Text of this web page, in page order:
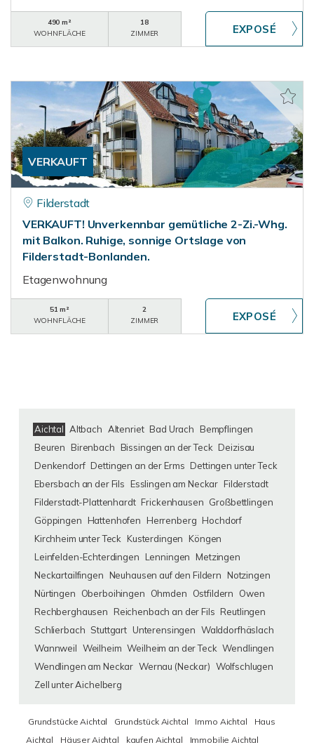
490 m²
WOHNFLÄCHE
18
ZIMMER
VERKAUFT
Filderstadt
VERKAUFT! Unverkennbar gemütliche 2-Zi.-Whg.
mit Balkon. Ruhige, sonnige Ortslage von
Filderstadt-Bonlanden.
Etagenwohnung
51 m²
WOHNFLÄCHE
2
ZIMMER
Aichtal Altbach Altenriet Bad Urach
Bempflingen
Beuren
Birenbach Bissingen an der Teck Deizisau
Denkendorf Dettingen an der Erms Dettingen unter Teck
Ebersbach an der Fils
Esslingen am Neckar Filderstadt
Filderstadt-Plattenhardt Frickenhausen Großbettlingen
Göppingen
Hattenhofen Herrenberg Hochdorf
Kirchheim unter Teck
Kusterdingen
Köngen
Leinfelden-Echterdingen
Lenningen
Metzingen
Neckartailfingen
Neuhausen auf den Fildern
Notzingen
Nürtingen
Oberboihingen Ohmden Ostfildern
Owen
Rechberghausen
Reichenbach an der Fils Reutlingen
Schlierbach Stuttgart Unterensingen Walddorfhäslach
Wannweil Weilheim Weilheim an der Teck Wendlingen
Wendlingen am Neckar Wernau (Neckar) Wolfschlugen
Zell unter Aichelberg
Grundstücke Aichtal Grundstück Aichtal Immo Aichtal
Haus
Aichtal
Häuser Aichtal kaufen Aichtal
Immobilie Aichtal